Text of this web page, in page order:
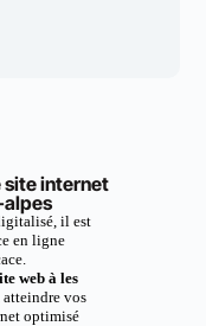
site internet
il est
en ligne
web à les
atteindre vos
optimisé